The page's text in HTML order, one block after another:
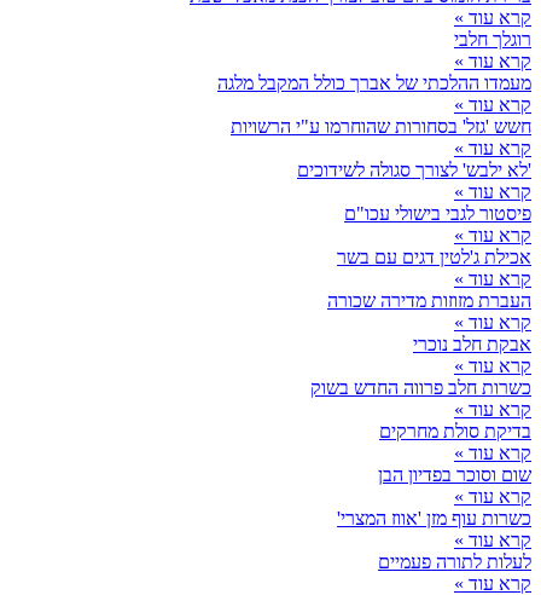
קרא עוד »
רוגלך חלבי
קרא עוד »
מעמדו ההלכתי של אברך כולל המקבל מלגה
קרא עוד »
חשש 'גזל' בסחורות שהוחרמו ע"י הרשויות
קרא עוד »
'לא ילבש' לצורך סגולה לשידוכים
קרא עוד »
פיסטור לגבי בישולי עכו"ם
קרא עוד »
אכילת ג'לטין דגים עם בשר
קרא עוד »
העברת מזוזות מדירה שכורה
קרא עוד »
אבקת חלב נוכרי
קרא עוד »
כשרות חלב פרווה החדש בשוק
קרא עוד »
בדיקת סולת מחרקים
קרא עוד »
שום וסוכר בפדיון הבן
קרא עוד »
כשרות עוף מזן 'אווז המצרי'
קרא עוד »
לעלות לתורה פעמיים
קרא עוד »